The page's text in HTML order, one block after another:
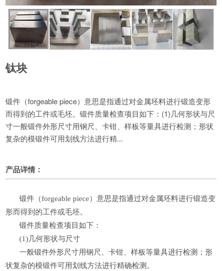
钛块
锻件（forgeable piece）意思是指通过对金属坯料进行锻造变形
而得到的工件或毛坯。锻件质量检查项目如下：(1)几何形状与尺
寸一般锻件外形尺寸用钢尺、卡钳、样板等量具进行检测；形状
复杂的模锻件可用划线方法进行精...
产品详情：
锻件（forgeable piece）意思是指通过对金属坯料进行锻造变
形而得到的工件或毛坯。
锻件质量检查项目如下：
(1)几何形状与尺寸
一般锻件外形尺寸用钢尺、卡钳、样板等量具进行检测；形
状复杂的模锻件可用划线方法进行精确检测。